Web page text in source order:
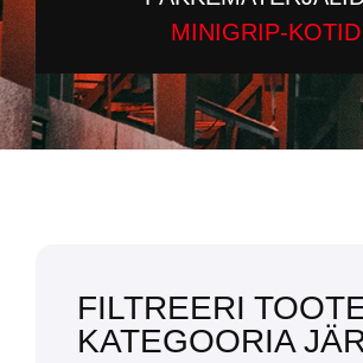
MINIGRIP-KOTID
FILTREERI
KATEGOORIA